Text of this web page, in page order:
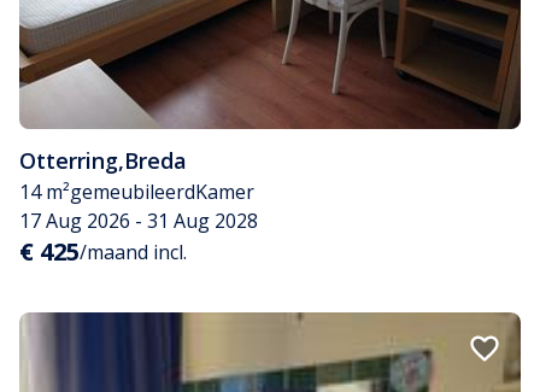
Otterring,Breda
14 m²gemeubileerdKamer
17 Aug 2026 - 31 Aug 2028
€ 425/maand incl.